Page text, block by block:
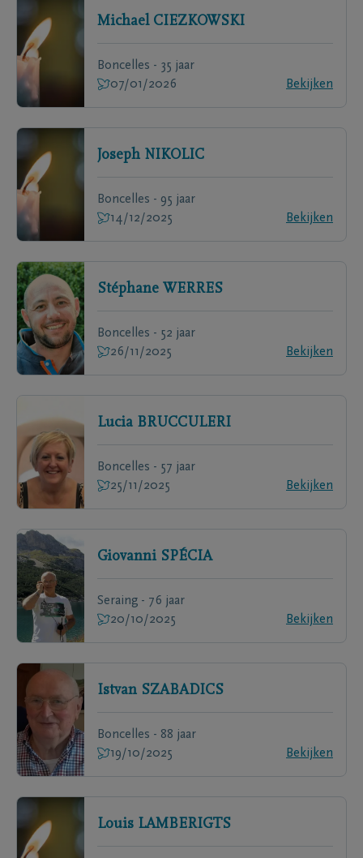
Michael CIEZKOWSKI
Boncelles - 35 jaar
07/01/2026
Bekijken
Joseph NIKOLIC
Boncelles - 95 jaar
14/12/2025
Bekijken
Stéphane WERRES
Boncelles - 52 jaar
26/11/2025
Bekijken
Lucia BRUCCULERI
Boncelles - 57 jaar
25/11/2025
Bekijken
Giovanni SPÉCIA
Seraing - 76 jaar
20/10/2025
Bekijken
Istvan SZABADICS
Boncelles - 88 jaar
19/10/2025
Bekijken
Louis LAMBERIGTS